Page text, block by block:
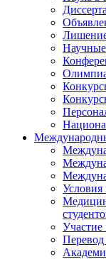
Условия
Перевод